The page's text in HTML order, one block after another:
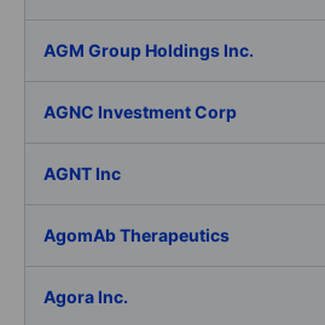
AGM Group Holdings Inc.
AGNC Investment Corp
AGNT Inc
AgomAb Therapeutics
Agora Inc.